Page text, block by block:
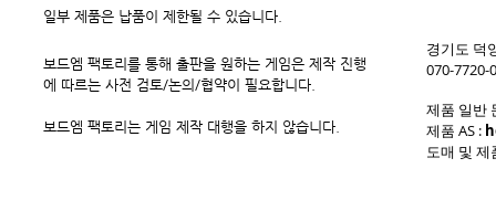
일부 제품은 납품이 제한될 수 있습니다.
보드엠 팩토리를 통해 출판을 원하는 게임은 제작 진행
에 따르는 사전 검토/논의/협약이 필요합니다.
보드엠 팩토리는 게임 제작 대행을 하지 않습니다.
경기도 덕
070-7720-
제품 일반
제품 AS :
도매 및 제